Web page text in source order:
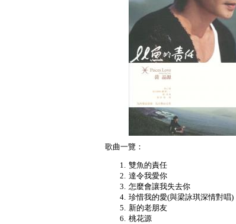
歌曲一覽：
雙魚的責任
達令我愛你
怎麼會讓我失去你
珍惜我的愛(與梁詠琪深情對唱)
新的老朋友
桃花源